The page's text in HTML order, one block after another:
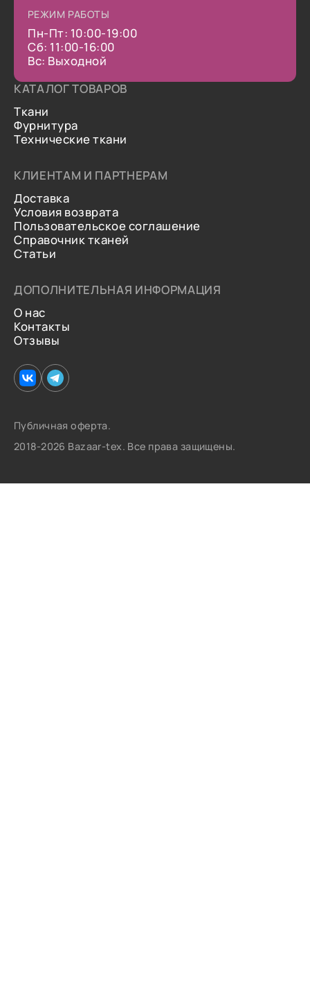
РЕЖИМ РАБОТЫ
Пн-Пт: 10:00-19:00
Сб: 11:00-16:00
Вс: Выходной
КАТАЛОГ ТОВАРОВ
Ткани
Фурнитура
Технические ткани
КЛИЕНТАМ И ПАРТНЕРАМ
Доставка
Условия возврата
Пользовательское соглашение
Справочник тканей
Статьи
ДОПОЛНИТЕЛЬНАЯ ИНФОРМАЦИЯ
О нас
Контакты
Отзывы
Публичная оферта.
2018-2026 Bazaar-tex. Все права защищены.